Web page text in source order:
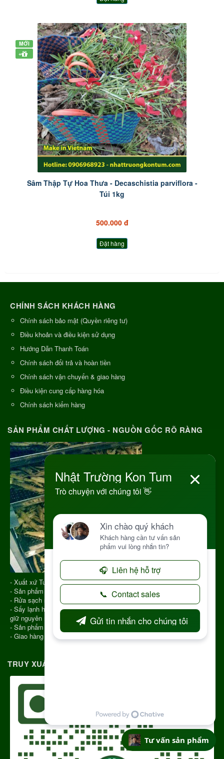
MỚI
+
Sâm Thập Tự Hoa Thưa - Decaschistia parviflora -
Túi 1kg
500.000 đ
Đặt hàng
CHÍNH SÁCH KHÁCH HÀNG
Chính sách bảo mật (Quyền riêng tư)
Điều khoản và điều kiện sử dụng
Hướng Dẫn Thanh Toán
Chính sách đổi trả và hoàn tiền
Chính sách vận chuyển & giao hàng
Điều kiện cung cấp hàng hóa
Chính sách kiểm hàng
SẢN PHẨM CHẤT LƯỢNG - NGUỒN GỐC RÕ RÀNG
- Xuất xứ Tu Mơ Rông Kon Tum
- Sản phẩm được chọn phẩm chất tốt
- Rửa sạch sau đó cho vào Sấy Lạnh
- Sấy lạnh hiện nay là công nghệ hiện đại để sấy khô dược liệu giúp
giữ nguyên màu sắc, hương vị, chất lượng
- Sản phẩm hút chân không
- Giao hàng COD toàn quốc
TRUY XUẤT NGUỒN GỐC RÕ RÀNG
Tư vấn sản phẩm